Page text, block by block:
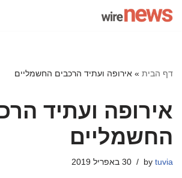
דף הבית » אירופה ועתיד הרכבים החשמליים
אירופה ועתיד
החשמליים
by tuvia 30 באפריל 2019